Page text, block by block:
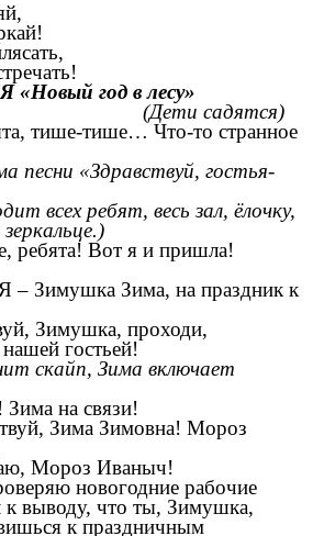
год в лесу»
садятся)
тише-тише… Что-то странное
песни «Здравствуй, гостья-
всех ребят, весь зал, ёлочку,
ребята! Вот я и пришла!
– Зимушка Зима, на праздник к
Зимушка, проходи,
гостьей!
скайп, Зима включает
на связи!
Зима Зимовна! Мороз
Мороз Иваныч!
новогодние рабочие
выводу, что ты, Зимушка,
к праздничным